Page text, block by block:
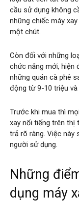
cầu sử dụng không
những chiếc máy
một chút.
Còn đối với những
chức năng mới, hiện
những quán cà phê
động từ 9-10 triệu
Trước khi mua thì
xay nổi tiếng trên thị
trả rõ ràng. Việc này
người sử dụng.
Những
dụng máy